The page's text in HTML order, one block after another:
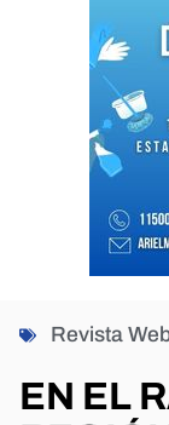
Revista
EN EL